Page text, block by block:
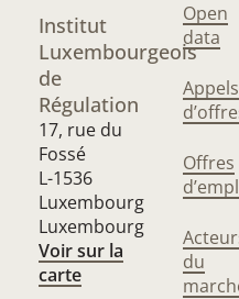
Institut
Luxembourgeois
de
Régulation
17, rue du
Fossé
L-1536
Luxembourg
Luxembourg
Voir sur la
carte
Open
data
Appels
Offres
du